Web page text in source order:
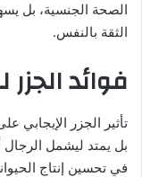
الصحة الجنسية، بل
الثقة بالنفس.
فوائد الجزر
تأثير الجزر الإيجابي
بل يمتد ليشمل
في تحسين إنتاج